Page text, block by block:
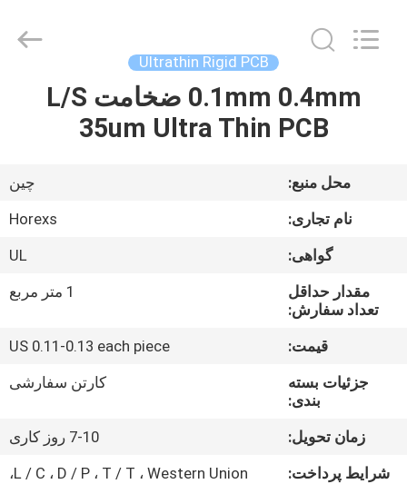
صفحه
محصولات
کنترل
کیفیت
Co.,Ltd..
Ultrathin Rigid PCB
0.1mm 0.4mm ضخامت L/S
35um Ultra Thin PCB
محل منبع:
چین
نام تجاری:
Horexs
گواهی:
UL
مقدار حداقل
تعداد سفارش:
1 متر مربع
قیمت:
US 0.11-0.13 each piece
جزئیات بسته
بندی:
کارتن سفارشی
زمان تحویل:
7-10 روز کاری
شرایط پرداخت:
L / C ، D / P ، T / T ، Western Union،